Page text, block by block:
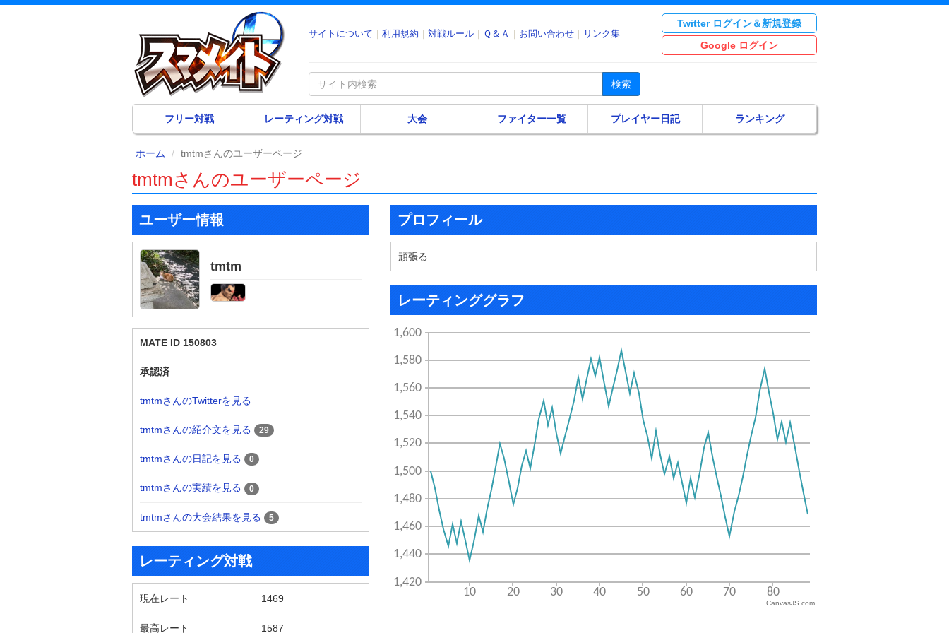
サイトについて 利用規約 対戦ルール Ｑ＆Ａ お問い合わせ リンク集
Twitter ログイン＆新規登録
Google ログイン
検索
フリー対戦 レーティング対戦 大会 ファイター一覧 プレイヤー日記 ランキング
ホーム tmtmさんのユーザーページ
tmtmさんのユーザーページ
ユーザー情報
tmtm
MATE ID 150803
承認済
tmtmさんのTwitterを見る
tmtmさんの紹介文を見る 29
tmtmさんの日記を見る 0
tmtmさんの実績を見る 0
tmtmさんの大会結果を見る 5
レーティング対戦
現在レート 1469
最高レート 1587
プロフィール
頑張る
レーティンググラフ
CanvasJS.com